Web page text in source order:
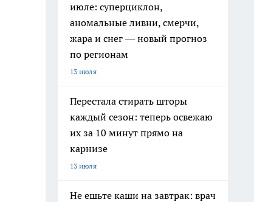
июле: суперциклон,
аномальные ливни, смерчи,
жара и снег — новый прогноз
по регионам
13 июля
Перестала стирать шторы
каждый сезон: теперь освежаю
их за 10 минут прямо на
карнизе
13 июля
Не ешьте каши на завтрак: врач